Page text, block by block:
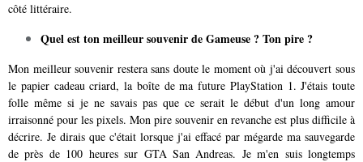
côté littéraire.
Quel est ton meilleur souvenir de Gameuse ? Ton pire ?
Mon meilleur souvenir restera sans doute le moment où j'ai découvert sous
le papier cadeau criard, la boîte de ma future PlayStation 1. J'étais toute
folle même si je ne savais pas que ce serait le début d'un long amour
irraisonné pour les pixels. Mon pire souvenir en revanche est plus difficile à
décrire. Je dirais que c'était lorsque j'ai effacé par mégarde ma sauvegarde
de près de 100 heures sur GTA San Andreas. Je m'en suis longtemps